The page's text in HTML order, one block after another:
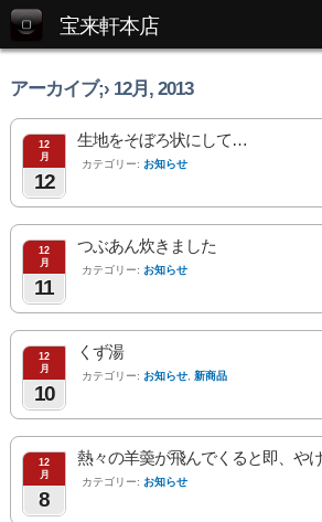
宝来軒本店
アーカイブ;› 12月, 2013
12
月
12
生地をそぼろ状にして…
カテゴリー: お知らせ
12
月
11
つぶあん炊きました
カテゴリー: お知らせ
12
月
10
くず湯
カテゴリー: お知らせ 新商品
12
月
8
熱々の羊羮が飛んでくると即、や
カテゴリー: お知らせ